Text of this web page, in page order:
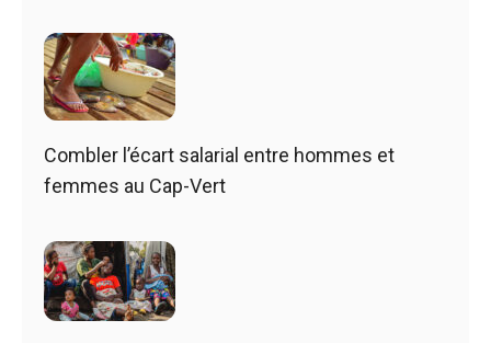
Combler l’écart salarial entre hommes et
femmes au Cap-Vert